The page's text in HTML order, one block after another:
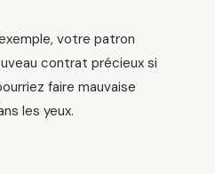
votre patron
contrat précieux si
faire mauvaise
les yeux.